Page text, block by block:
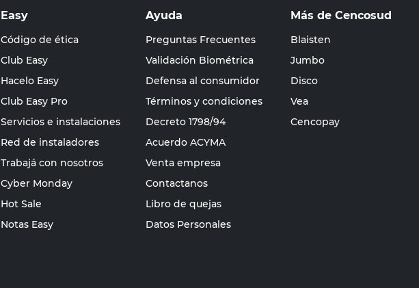
Easy
Código de ética
Club Easy
Hacelo Easy
Club Easy Pro
Servicios e instalaciones
Red de instaladores
Trabajá con nosotros
Cyber Monday
Hot Sale
Notas Easy
Ayuda
Preguntas Frecuentes
Validación Biométrica
Defensa al consumidor
Términos y condiciones
Decreto 1798/94
Acuerdo ACYMA
Venta empresa
Contactanos
Libro de quejas
Datos Personales
Más de Cencosud
Blaisten
Jumbo
Disco
Vea
Cencopay